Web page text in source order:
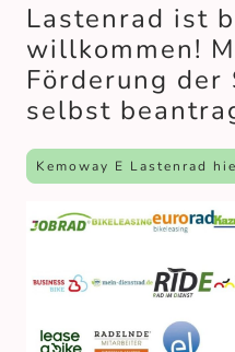
Lastenrad ist
willkommen!
Förderung der
selbst
Kemoway E Lastenrad